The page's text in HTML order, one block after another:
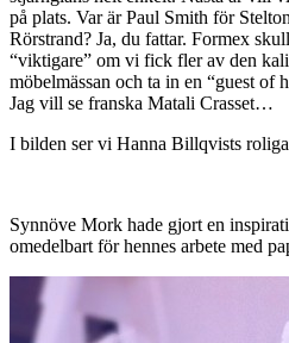
på plats. Var är Paul Smith för
Rörstrand? Ja, du fattar. Formex
“viktigare” om vi fick fler av den
möbelmässan och ta in en “guest of
Jag vill se franska Matali Crasset…
I bilden ser vi Hanna Billqvists
Synnöve Mork hade gjort en
omedelbart för hennes arbete med